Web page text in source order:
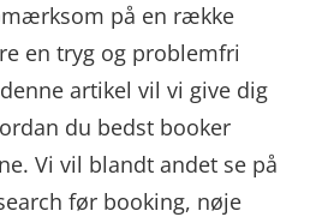
på en række
en tryg og problemfri
artikel vil vi give dig
du bedst booker
Vi vil blandt andet se på
før booking, nøje